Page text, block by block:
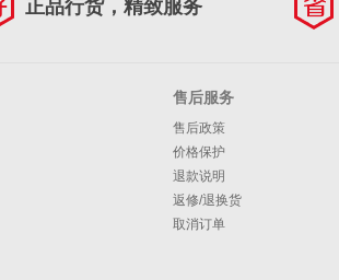
正品行货，精致服务
售后服务
售后政策
价格保护
退款说明
返修/退换货
取消订单